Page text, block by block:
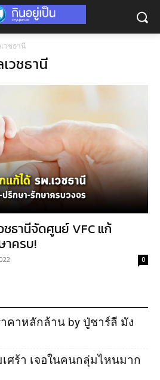
วชธานี
วชธานี
ชธานีจัดศูนย์ VFC แก้
ครบ!
0
คาหลักล้าน by ปู่ชาร์ลี มัง
ศร้า เจอในคนกลุ่มไหนมาก